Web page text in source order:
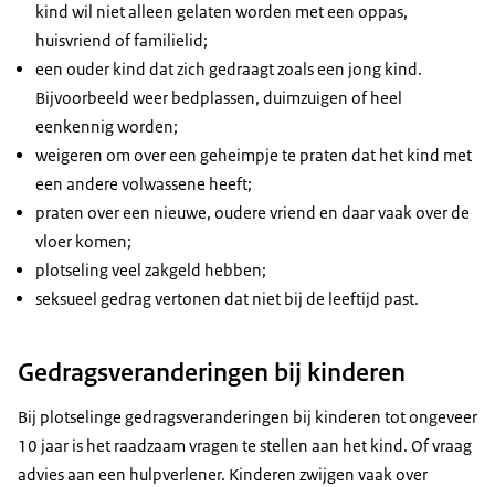
kind wil niet alleen gelaten worden met een oppas,
huisvriend of familielid;
een ouder kind dat zich gedraagt zoals een jong kind.
Bijvoorbeeld weer bedplassen, duimzuigen of heel
eenkennig worden;
weigeren om over een geheimpje te praten dat het kind met
een andere volwassene heeft;
praten over een nieuwe, oudere vriend en daar vaak over de
vloer komen;
plotseling veel zakgeld hebben;
seksueel gedrag vertonen dat niet bij de leeftijd past.
Gedragsveranderingen bij kinderen
Bij plotselinge gedragsveranderingen bij kinderen tot ongeveer
10 jaar is het raadzaam vragen te stellen aan het kind. Of vraag
advies aan een hulpverlener. Kinderen zwijgen vaak over